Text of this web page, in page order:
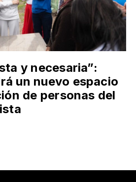
y necesaria”:
un nuevo espacio
de personas del